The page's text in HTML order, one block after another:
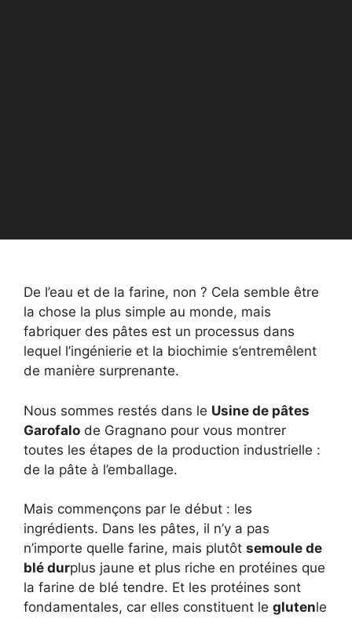
De l’eau et de la farine, non ? Cela semble être
la chose la plus simple au monde, mais
fabriquer des pâtes est un processus dans
lequel l’ingénierie et la biochimie s’entremêlent
de manière surprenante.
Nous sommes restés dans le Usine de pâtes
Garofalo de Gragnano pour vous montrer
toutes les étapes de la production industrielle :
de la pâte à l’emballage.
Mais commençons par le début : les
ingrédients. Dans les pâtes, il n’y a pas
n’importe quelle farine, mais plutôt semoule de
blé durplus jaune et plus riche en protéines que
la farine de blé tendre. Et les protéines sont
fondamentales, car elles constituent le glutenle